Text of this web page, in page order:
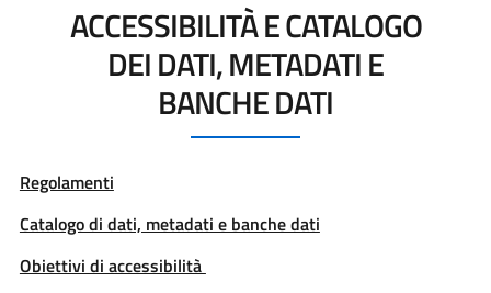
ACCESSIBILITÀ E CATALOGO
DEI DATI, METADATI E
BANCHE DATI
Regolamenti
Catalogo di dati, metadati e banche dati
Obiettivi di accessibilità